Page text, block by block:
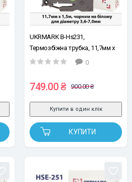
UKRMARK B-Hs231,
Термозбіжна трубка, 11,7мм х
1,5м, чорним на білому, для
принтерів етикеток сумісна з
BROTHER HSe-231 (HSe231)
0
749.00 ₴ 900.00 ₴
КУПИТИ
Купити в один клік